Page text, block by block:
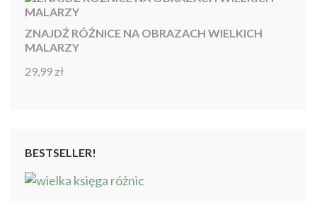
ZNAJDŹ RÓŻNICE NA OBRAZACH WIELKICH
MALARZY
Oceniono
29,99 zł
BESTSELLER!